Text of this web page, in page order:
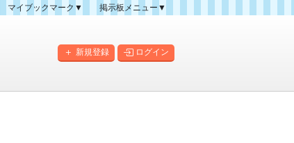
マイブックマーク▼
掲示板メニュー▼
掲示板マップ
新規登録 ログイン